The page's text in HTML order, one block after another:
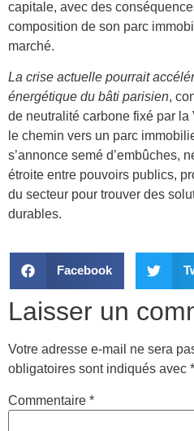
capitale, avec des
composition de son parc
marché.
La crise actuelle pourrait
énergétique du bâti parisien,
de neutralité carbone fixé par
le chemin vers un parc
s’annonce semé d’embûches,
étroite entre pouvoirs publics,
du secteur pour trouver des
durables.
Facebook
Laisser un
Votre adresse e-mail ne sera
obligatoires sont indiqués avec *
Commentaire *